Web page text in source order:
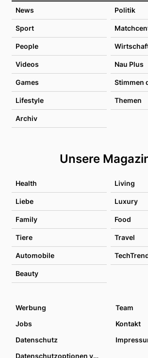
News Politik
Sport
People
Videos Nau Plus
Games Stimmen
Lifestyle Themen
Archiv
Unsere
Health Living
Liebe Luxury
Family Food
Tiere Travel
Automobile
Beauty
Werbung
Team
Jobs
Kontakt
Datenschutz
Datenschutzoptionen verwalten